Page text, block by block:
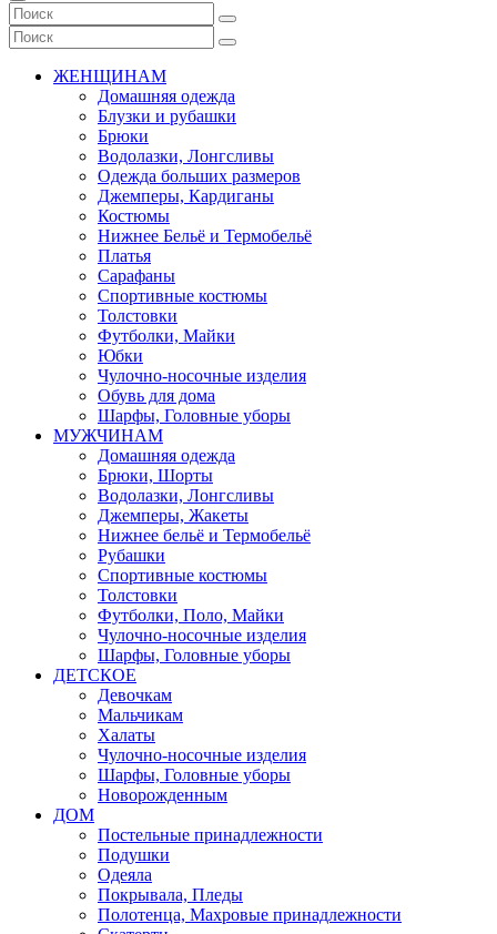
ЖЕНЩИНАМ
Домашняя одежда
Блузки и рубашки
Брюки
Водолазки, Лонгсливы
Одежда больших размеров
Джемперы, Кардиганы
Костюмы
Нижнее Бельё и Термобельё
Платья
Сарафаны
Спортивные костюмы
Толстовки
Футболки, Майки
Юбки
Чулочно-носочные изделия
Обувь для дома
Шарфы, Головные уборы
МУЖЧИНАМ
Домашняя одежда
Брюки, Шорты
Водолазки, Лонгсливы
Джемперы, Жакеты
Нижнее бельё и Термобельё
Рубашки
Спортивные костюмы
Толстовки
Футболки, Поло, Майки
Чулочно-носочные изделия
Шарфы, Головные уборы
ДЕТСКОЕ
Девочкам
Мальчикам
Халаты
Чулочно-носочные изделия
Шарфы, Головные уборы
Новорожденным
ДОМ
Постельные принадлежности
Подушки
Одеяла
Покрывала, Пледы
Полотенца, Махровые принадлежности